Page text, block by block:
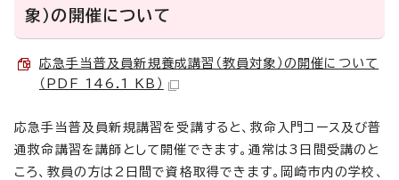
象）の開催について
応急手当普及員新規養成講習（教員対象）の開催について
（PDF 146.1 KB）
応急手当普及員新規講習を受講すると、救命入門コース及び普
通救命講習を講師として開催できます。通常は3日間受講のと
ころ、教員の方は2日間で資格取得できます。岡崎市内の学校、